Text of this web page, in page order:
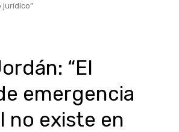
jurídico”
“El
emergencia
no existe en